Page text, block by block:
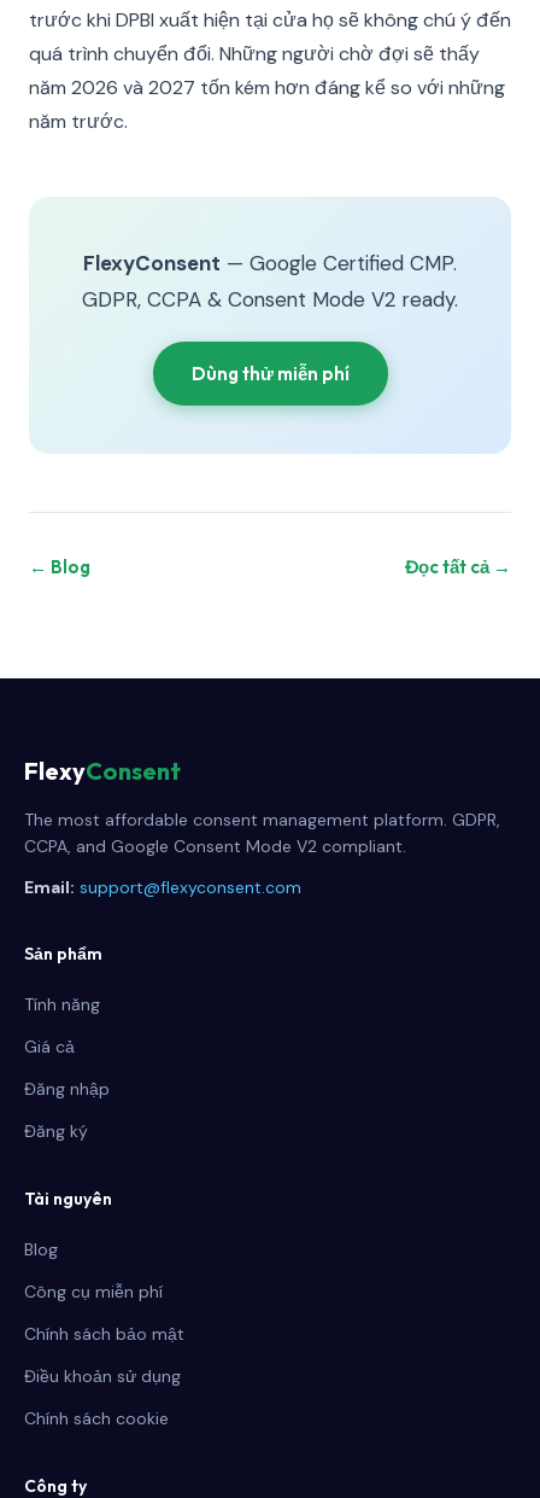
trước khi DPBI xuất hiện tại cửa họ sẽ không chú ý đến
quá trình chuyển đổi. Những người chờ đợi sẽ thấy
năm 2026 và 2027 tốn kém hơn đáng kể so với những
năm trước.
FlexyConsent — Google Certified CMP.
GDPR, CCPA & Consent Mode V2 ready.
Dùng thử miễn phí
← Blog Đọc tất cả →
FlexyConsent
The most affordable consent management platform. GDPR,
CCPA, and Google Consent Mode V2 compliant.
Email: support@flexyconsent.com
Sản phẩm
Tính năng
Giá cả
Đăng nhập
Đăng ký
Tài nguyên
Blog
Công cụ miễn phí
Chính sách bảo mật
Điều khoản sử dụng
Chính sách cookie
Công ty